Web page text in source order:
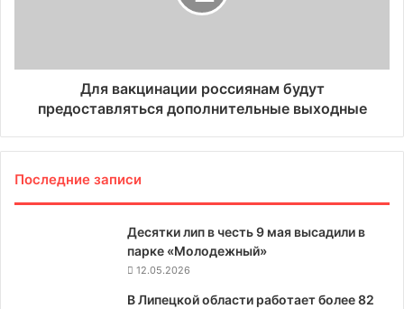
Для вакцинации россиянам будут
предоставляться дополнительные выходные
Последние записи
Десятки лип в честь 9 мая высадили в
парке «Молодежный»
12.05.2026
В Липецкой области работает более 82